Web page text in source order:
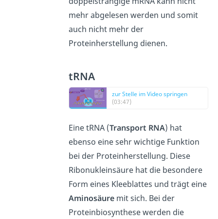
mehr abgelesen werden und somit
auch nicht mehr der
Proteinherstellung dienen.
tRNA
zur Stelle im Video springen
(03:47)
Eine tRNA (Transport RNA) hat
ebenso eine sehr wichtige Funktion
bei der Proteinherstellung. Diese
Ribonukleinsäure hat die besondere
Form eines Kleeblattes und trägt eine
Aminosäure mit sich. Bei der
Proteinbiosynthese werden die